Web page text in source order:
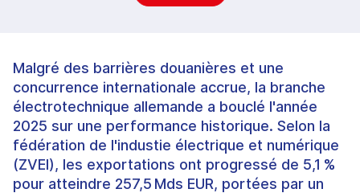
Malgré des barrières douanières et une
concurrence internationale accrue, la branche
électrotechnique allemande a bouclé l'année
2025 sur une performance historique. Selon la
fédération de l'industie électrique et numérique
(ZVEI), les exportations ont progressé de 5,1 %
pour atteindre 257,5 Mds EUR, portées par un